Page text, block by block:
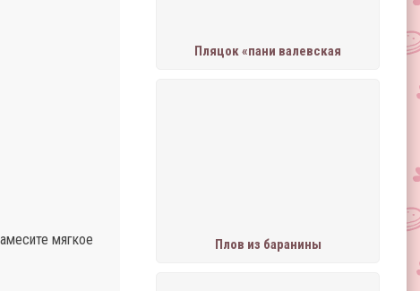
Пляцок «пани валевская
Плов из баранины
мягкое